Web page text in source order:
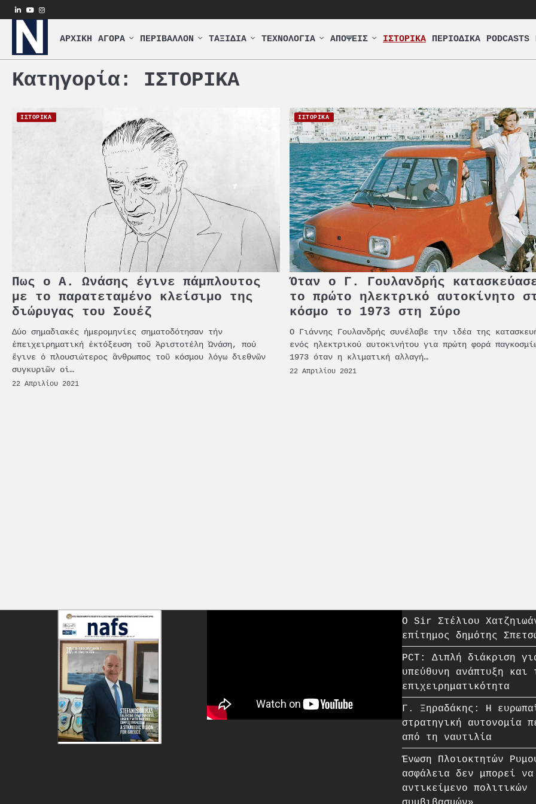
Skip
to
content
linkedin
youtube
instagram
ΑΡΧΙΚΗ ΑΓΟΡΑ ΠΕΡΙΒΑΛΛΟΝ ΤΑΞΙΔΙΑ ΤΕΧΝΟΛΟΓΙΑ ΑΠΟΨΕΙΣ ΙΣΤΟΡΙΚΑ ΠΕΡΙΟΔΙΚΑ PODCASTS
Κατηγορία: ΙΣΤΟΡΙΚΑ
ΙΣΤΟΡΙΚΑ
Πως ο Α. Ωνάσης έγινε πάμπλουτος
με το παρατεταμένο κλείσιμο της
διώρυγας του Σουέζ
Δύο σημαδιακές ἡμερομηνίες σηματοδότησαν τήν
ἐπειχειρηματική ἐκτόξευση τοῦ Ἀριστοτέλη Ὠνάση, πού
ἒγινε ὁ πλουσιώτερος ἂνθρωπος τοῦ κόσμου λόγω διεθνῶν
συγκυριῶν οἱ…
22 Απριλίου 2021
ΙΣΤΟΡΙΚΑ
Όταν ο Γ. Γουλανδρής
το πρώτο ηλεκτρικό αυτοκίνητο
κόσμο το 1973 στη Σύρο
Ο Γιάννης Γουλανδρής συνέλαβε την ιδέα της
ενός ηλεκτρικού αυτοκινήτου για πρώτη φορά
1973 όταν η κλιματική αλλαγή…
22 Απριλίου 2021
O Sir Στέλιου
επίτημος δημότης
PCT: Διπλή διάκριση
υπεύθυνη ανάπτυξη και
επιχειρηματικότητα
Γ. Ξηραδάκης: Η
στρατηγική αυτονομία
από τη ναυτιλία
Ένωση Πλοιοκτητών
ασφάλεια δεν μπορεί να
αντικείμενο πολιτικών